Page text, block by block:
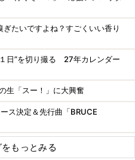
たいですよね？すごくいい香り
日”を切り撮る 27年カレンダー
「スー！」に大興奮
ス決定＆先行曲「BRUCE
もっとみる